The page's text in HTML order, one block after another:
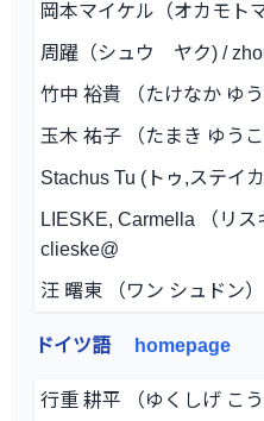
岡本マイケル（オカモト
周躍（シュウ ヤク) /
竹中 裕貴 （たけなか ゆ
玉木 祐子 （たまき ゆう
Stachus Tu (トゥ,ステイ
LIESKE, Carmella （リス
clieske@
汪 曙東 （ワン シュドン
ドイツ語 homepage
行重 耕平 （ゆくしげ こ